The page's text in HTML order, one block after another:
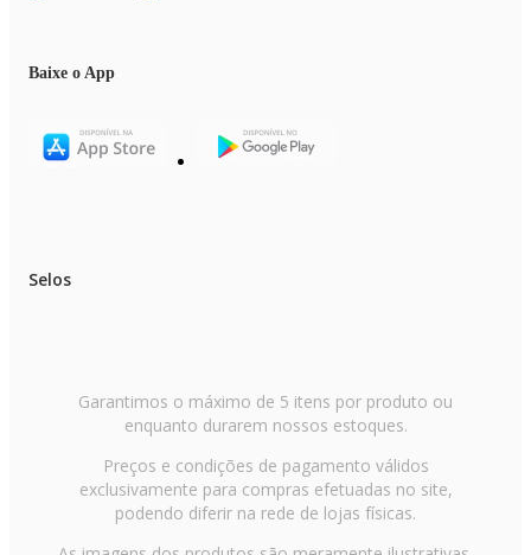
Baixe o App
Selos
Garantimos o máximo de 5 itens por produto ou
enquanto durarem nossos estoques.
Preços e condições de pagamento válidos
exclusivamente para compras efetuadas no site,
podendo diferir na rede de lojas físicas.